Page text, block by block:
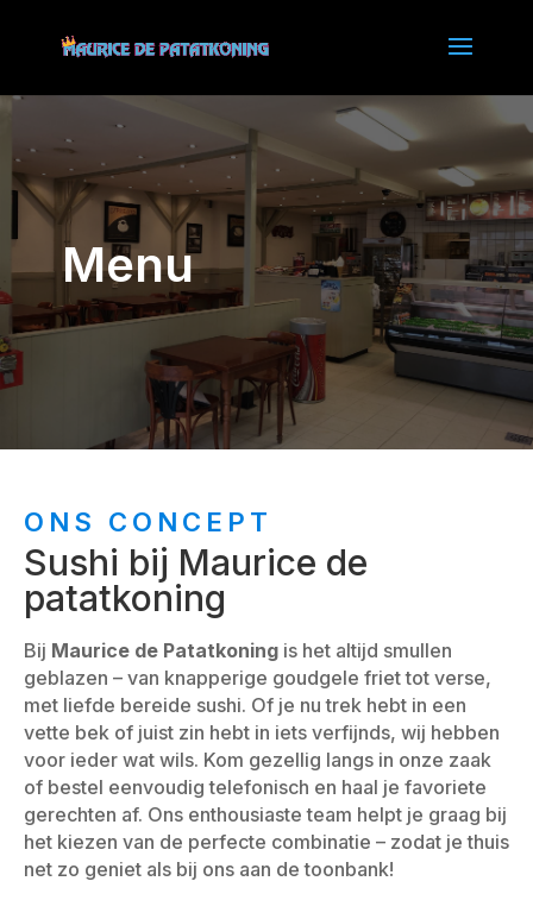
Menu
ONS CONCEPT
Sushi bij Maurice de
patatkoning
Bij Maurice de Patatkoning is het altijd smullen
geblazen – van knapperige goudgele friet tot verse,
met liefde bereide sushi. Of je nu trek hebt in een
vette bek of juist zin hebt in iets verfijnds, wij hebben
voor ieder wat wils. Kom gezellig langs in onze zaak
of bestel eenvoudig telefonisch en haal je favoriete
gerechten af. Ons enthousiaste team helpt je graag bij
het kiezen van de perfecte combinatie – zodat je thuis
net zo geniet als bij ons aan de toonbank!